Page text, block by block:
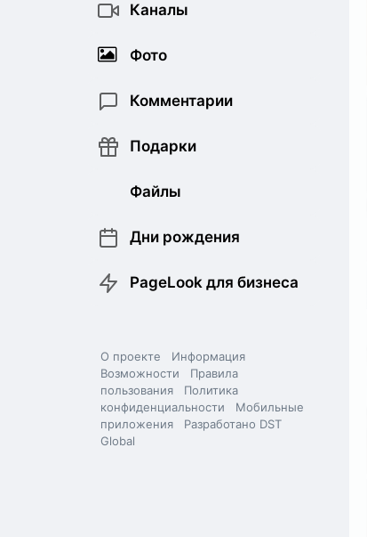
Каналы
Фото
Комментарии
Подарки
Файлы
Дни рождения
PageLook для бизнеса
О проекте
Информация
Возможности
Правила
пользования
Политика
конфиденциальности
Мобильные
приложения
Разработано DST
Global